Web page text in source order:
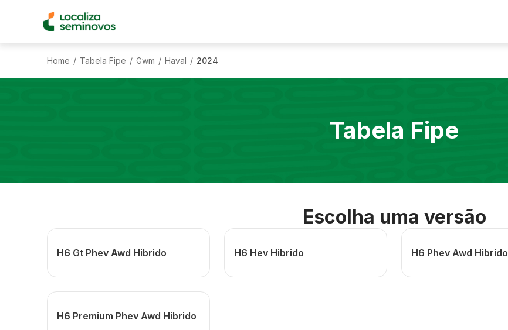
Home / Tabela Fipe / Gwm / Haval / 2024
Tabela Fipe
Escolha uma versão
H6 Gt Phev Awd Hibrido H6 Hev Hibrido H6 Phev Awd Hibrido
H6 Premium Phev Awd Hibrido